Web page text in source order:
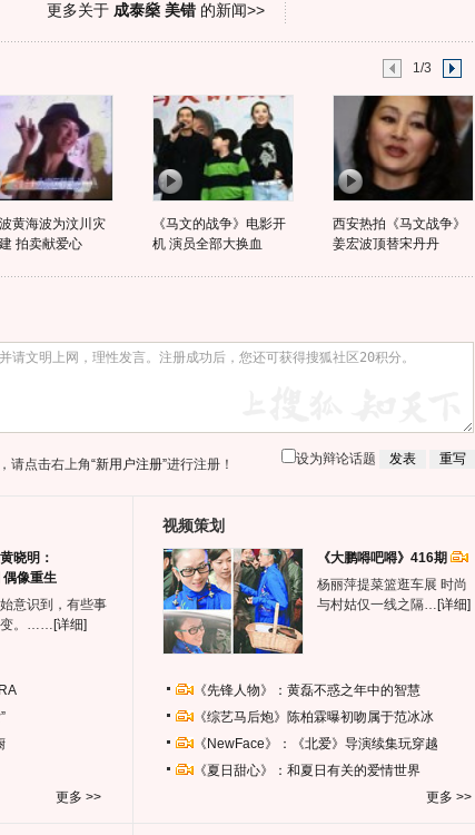
更多关于 成泰燊 美错的新闻>>
1/3
黄海波为汶川灾
拍卖献爱心
《马文的战争》电影开
机 演员全部大换血
西安热拍《马文战争》
姜宏波顶替宋丹丹
请点击右上角“新用户注册”进行注册！ 设为辩论话题
晓明：
偶像重生
意识到，有些事
变。…… [详细]
更多 >>
视频策划
《大鹏嘚吧嘚》416期
杨丽萍提菜篮逛车展 时尚
与村姑仅一线之隔… [详细]
《先锋人物》：黄磊不惑之年中的智慧
《综艺马后炮》陈柏霖曝初吻属于范冰冰
《NewFace》：《北爱》导演续集玩穿越
《夏日甜心》：和夏日有关的爱情世界
更多 >>